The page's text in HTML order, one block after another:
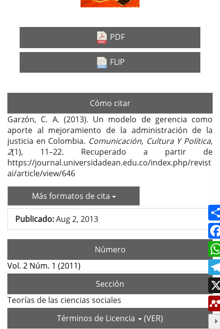
PDF
FLIP
Cómo citar
Garzón, C. A. (2013). Un modelo de gerencia como
aporte al mejoramiento de la administración de la
justicia en Colombia. Comunicación, Cultura Y Política,
2(1), 11–22. Recuperado a partir de
https://journal.universidadean.edu.co/index.php/revist
ai/article/view/646
Más formatos de cita
Publicado:Aug 2, 2013
Número
Vol. 2 Núm. 1 (2011)
Sección
Teorías de las ciencias sociales
Términos de Licencia
(VER)